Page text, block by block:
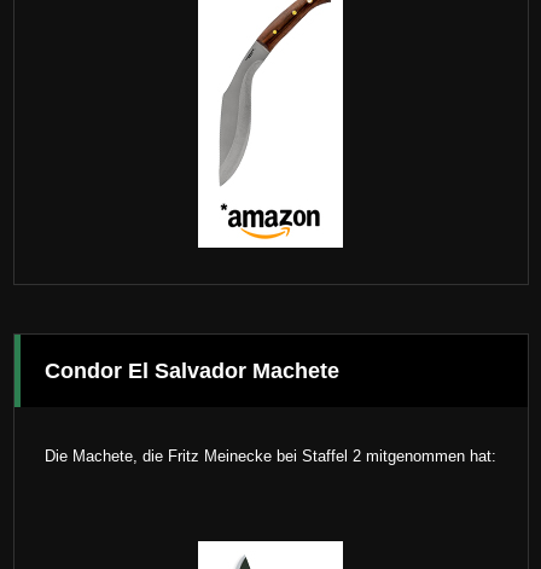
Condor El Salvador Machete
Die Machete, die Fritz Meinecke bei Staffel 2 mitgenommen hat: